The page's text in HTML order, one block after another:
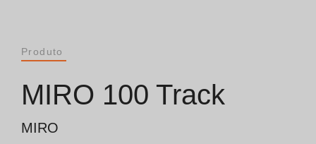
Geral [PT/ES]
Produto
MIRO 100 Track
MIRO